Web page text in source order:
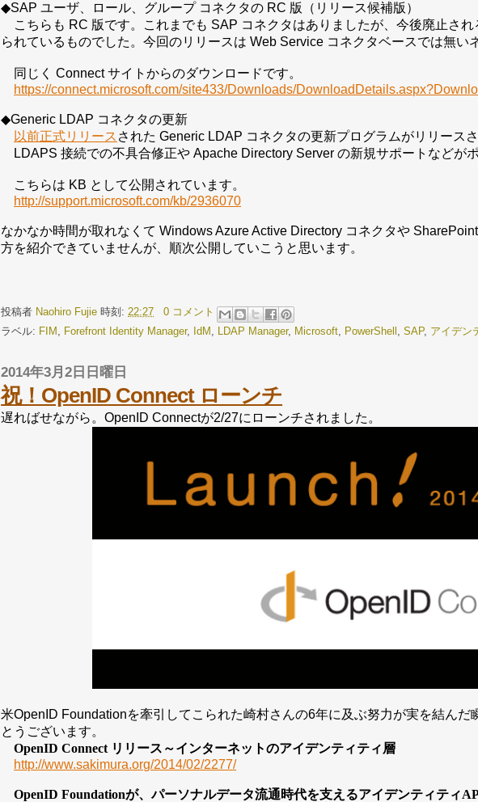
◆SAP ユーザ、ロール、グループ コネクタの RC 版（リリース候補版）
こちらも RC 版です。これまでも SAP コネクタはありましたが、今後廃止さ
られているものでした。今回のリリースは Web Service コネクタベースでは無い
同じく Connect サイトからのダウンロードです。
https://connect.microsoft.com/site433/Downloads/
◆Generic LDAP コネクタの更新
以前正式リリース された Generic LDAP コネクタの更新プログラムがリリースさ
LDAPS 接続での不具合修正や Apache Directory Server の新規サポートなどがポ
こちらは KB として公開されています。
http://support.microsoft.com/kb/2936070
なかなか時間が取れなくて Windows Azure Active Directory コネクタや
方を紹介できていませんが、順次公開していこうと思います。
投稿者 Naohiro Fujie 時刻:22:27
0 コメント
ラベル: FIM Forefront Identity Manager, IdM LDAP Manager, Microsoft PowerShell ,SAP, アイデン
2014年3月2日日曜日
祝！OpenID Connect ローンチ
遅ればせながら。OpenID Connectが2/27にローンチされました。
米OpenID Foundationを牽引してこられた崎村さんの6年に及ぶ努力が実を結ん
とうございます。
OpenID Connect リリース～インターネットのアイデンティティ層
http://www.sakimura.org/2014/02/2277/
OpenID Foundationが、パーソナルデータ流通時代を支えるアイデンティティ